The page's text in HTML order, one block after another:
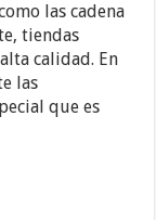
las cadena
tiendas
calidad. En
las
que es